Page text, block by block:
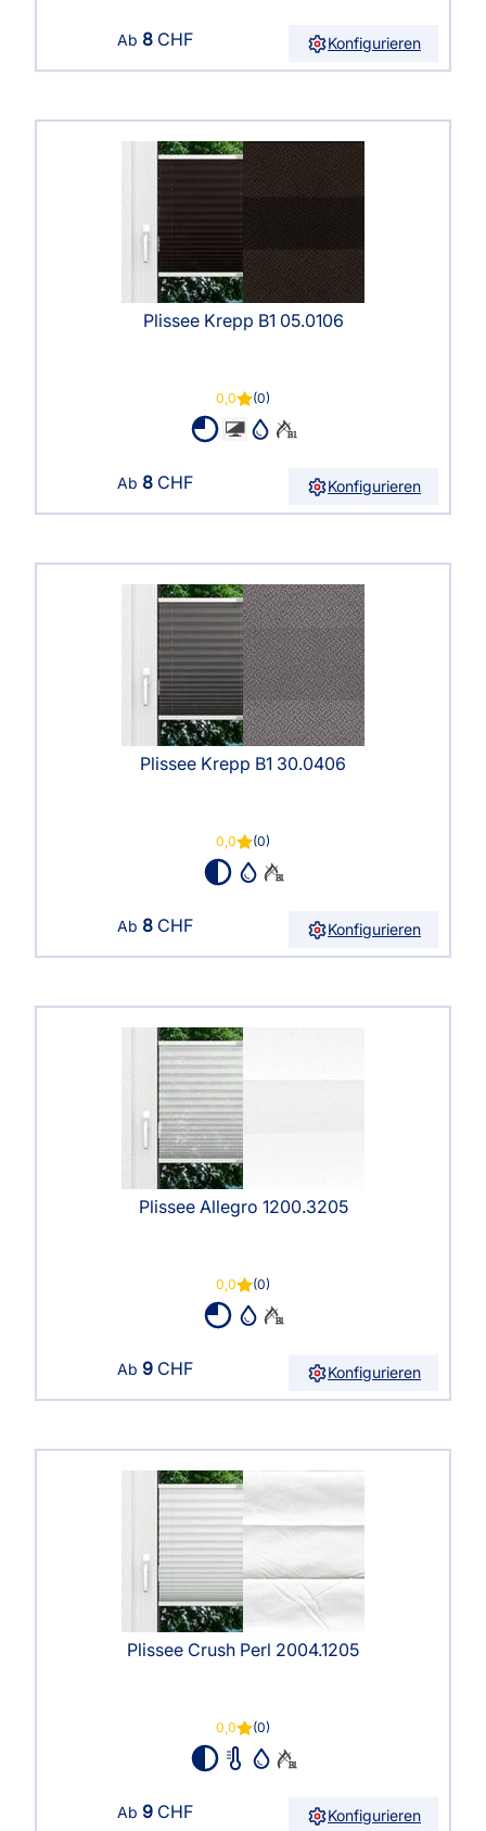
Ab 8 CHF Konfigurieren
Plissee Krepp B1 05.0106
0,0 (0)
Ab 8 CHF Konfigurieren
Plissee Krepp B1 30.0406
0,0 (0)
Ab 8 CHF Konfigurieren
Plissee Allegro 1200.3205
0,0 (0)
Ab 9 CHF Konfigurieren
Plissee Crush Perl 2004.1205
0,0 (0)
Ab 9 CHF Konfigurieren